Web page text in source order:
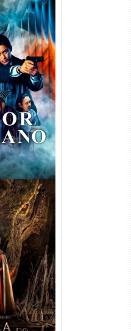
Temporada
DL 1080p
1ª
(2022)
Dual